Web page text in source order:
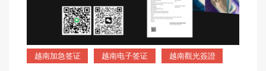
越南加急签证 越南电子签证 越南觀光簽證